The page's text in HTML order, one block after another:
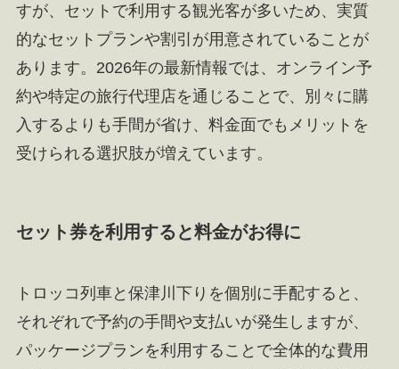
すが、セットで利用する観光客が多いため、実質
的なセットプランや割引が用意されていることが
あります。2026年の最新情報では、オンライン予
約や特定の旅行代理店を通じることで、別々に購
入するよりも手間が省け、料金面でもメリットを
受けられる選択肢が増えています。
セット券を利用すると料金がお得に
トロッコ列車と保津川下りを個別に手配すると、
それぞれで予約の手間や支払いが発生しますが、
パッケージプランを利用することで全体的な費用